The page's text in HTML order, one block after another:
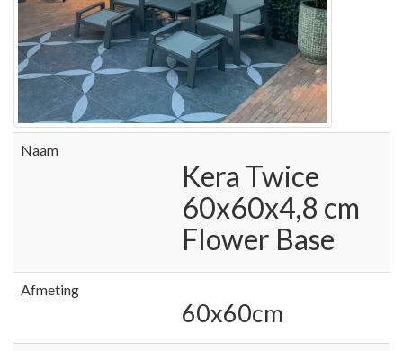
Naam
Kera Twice
60x60x4,8 cm
Flower Base
Afmeting
60x60cm